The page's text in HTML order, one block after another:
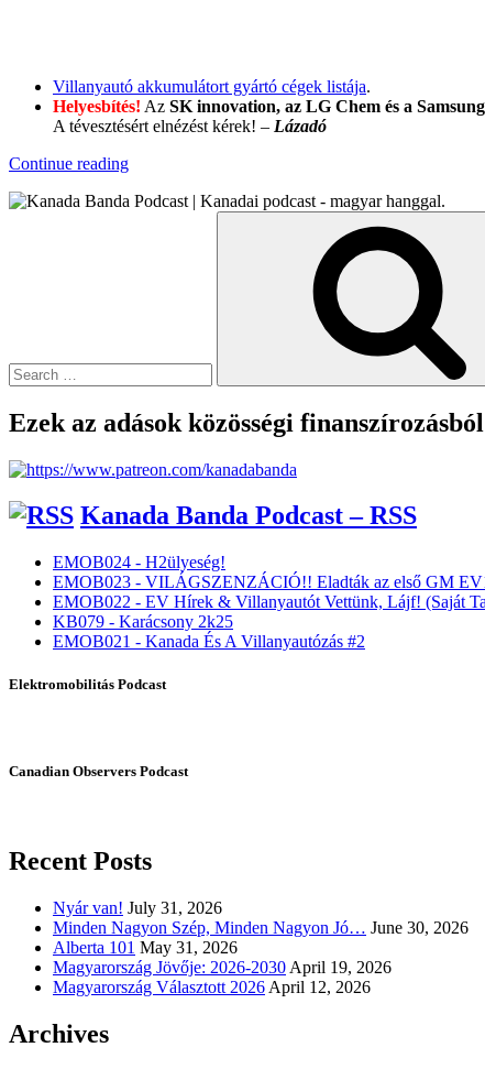
Villanyautó akkumulátort gyártó cégek listája.
Helyesbítés! Az SK innovation, az LG Chem és a
A tévesztésért elnézést kérek! – Lázadó
Continue reading“KBXTR04
BC
Ezek az adások közösségi
Kanada Banda Podcast – RSS
EMOB024 - H2ülyeség!
EMOB023 - VILÁGSZENZÁCIÓ!! Eladták az első GM
EMOB022 - EV Hírek & Villanyautót Vettünk, Lájf! (Saját
KB079 - Karácsony 2k25
EMOB021 - Kanada És A Villanyautózás #2
Elektromobilitás Podcast
Canadian Observers Podcast
Recent Posts
Nyár van! July 31, 2026
Minden Nagyon Szép, Minden Nagyon Jó… June 30, 2026
Alberta 101 May 31, 2026
Magyarország Jövője: 2026-2030 April 19, 2026
Magyarország Választott 2026 April 12, 2026
Archives